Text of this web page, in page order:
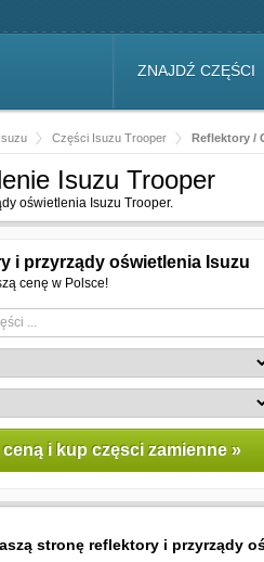
ZNAJDŹ CZĘŚCI
Części Isuzu Trooper Reflektory /
Isuzu Trooper
oświetlenia Isuzu Trooper.
i przyrządy oświetlenia Isuzu
cenę w Polsce!
stronę reflektory i przyrządy